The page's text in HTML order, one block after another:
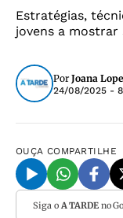
Estratégias,
jovens a
Por Joana
24/08/2025 -
OUÇA COMPARTILHE
Siga o A TARDEno